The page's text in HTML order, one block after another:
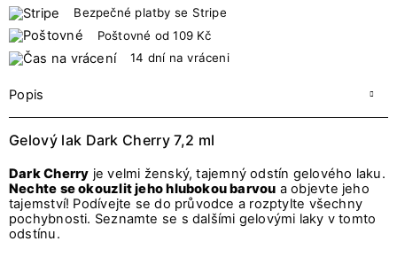
Bezpečné platby se Stripe
Poštovné od 109 Kč
14 dní na vráceni
Popis
Gelový lak Dark Cherry 7,2 ml
Dark Cherry je velmi ženský, tajemný odstín gelového laku.
Nechte se okouzlit jeho hlubokou barvou a objevte jeho
tajemství! Podívejte se do průvodce a rozptylte všechny
pochybnosti. Seznamte se s dalšími gelovými laky v tomto
odstínu.